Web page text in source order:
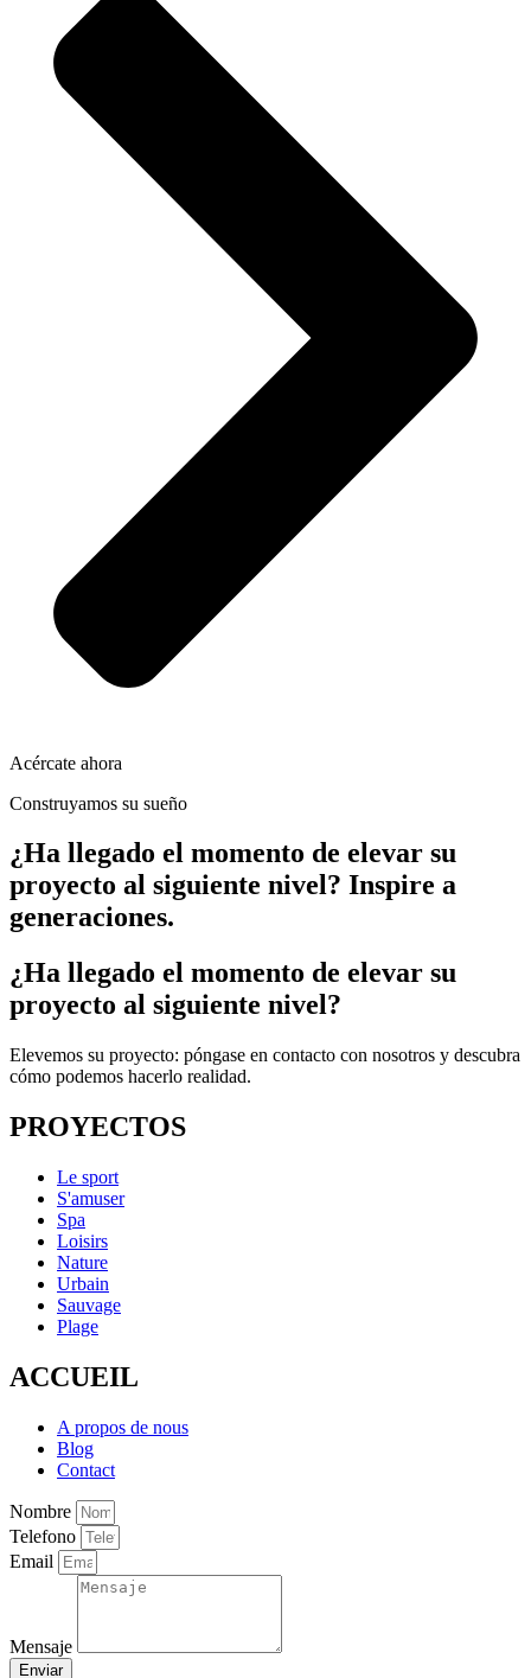
Acércate ahora
Construyamos su sueño
¿Ha llegado el momento de elevar su
proyecto al siguiente nivel? Inspire a
generaciones.
¿Ha llegado el momento de elevar su
proyecto al siguiente nivel?
Elevemos su proyecto: póngase en contacto con nosotros y descubra
cómo podemos hacerlo realidad.
PROYECTOS
Le sport
S'amuser
Spa
Loisirs
Nature
Urbain
Sauvage
Plage
ACCUEIL
A propos de nous
Blog
Contact
Nombre
Telefono
Email
Mensaje
Enviar